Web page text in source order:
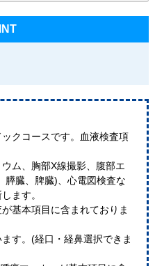
クコースです。血液検査項
ム、胸部X線撮影、腹部エ
膵臓、脾臓)、心電図検査な
ます。
基本項目に含まれておりま
す。(経口・経鼻選択できま